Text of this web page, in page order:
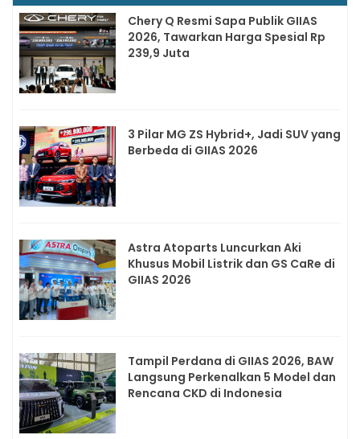
Chery Q Resmi Sapa Publik GIIAS
2026, Tawarkan Harga Spesial Rp
239,9 Juta
3 Pilar MG ZS Hybrid+, Jadi SUV yang
Berbeda di GIIAS 2026
Astra Atoparts Luncurkan Aki
Khusus Mobil Listrik dan GS CaRe di
GIIAS 2026
Tampil Perdana di GIIAS 2026, BAW
Langsung Perkenalkan 5 Model dan
Rencana CKD di Indonesia